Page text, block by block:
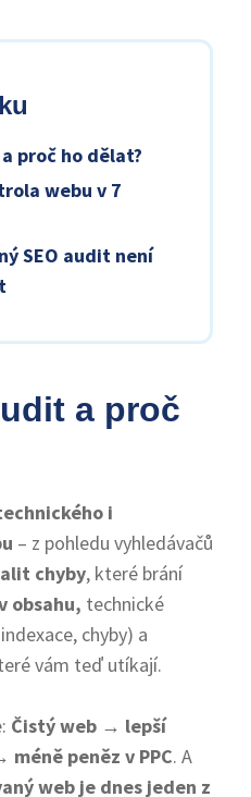
proč ho dělat?
webu v 7
SEO audit není
a proč
i
– z pohledu vyhledávačů
chyby, které brání
obsahu, technické
chyby) a
vám teď utíkají.
Čistý web → lepší
peněz v PPC. A
web je dnes jeden z